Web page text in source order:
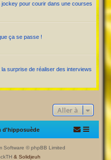
pour courir dans une courses
ça se passe !
surprise de réaliser des interviews
Aller à
d'hipposuède
Software © phpBB Limited
& Solidjeuh